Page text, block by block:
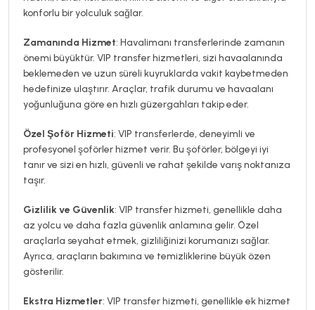
konforlu bir yolculuk sağlar.
Zamanında Hizmet: Havalimanı transferlerinde zamanın
önemi büyüktür. VIP transfer hizmetleri, sizi havaalanında
beklemeden ve uzun süreli kuyruklarda vakit kaybetmeden
hedefinize ulaştırır. Araçlar, trafik durumu ve havaalanı
yoğunluğuna göre en hızlı güzergahları takip eder.
Özel Şoför Hizmeti: VIP transferlerde, deneyimli ve
profesyonel şoförler hizmet verir. Bu şoförler, bölgeyi iyi
tanır ve sizi en hızlı, güvenli ve rahat şekilde varış noktanıza
taşır.
Gizlilik ve Güvenlik: VIP transfer hizmeti, genellikle daha
az yolcu ve daha fazla güvenlik anlamına gelir. Özel
araçlarla seyahat etmek, gizliliğinizi korumanızı sağlar.
Ayrıca, araçların bakımına ve temizliklerine büyük özen
gösterilir.
Ekstra Hizmetler: VIP transfer hizmeti, genellikle ek hizmet